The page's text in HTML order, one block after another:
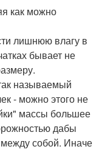
как можно
лишнюю влагу в
бывает не
называемый
- можно этого не
массы большее
дабы
собой. Иначе